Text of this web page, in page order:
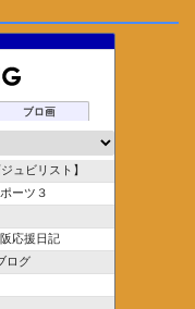
ブロ画
ュビリスト】
ーツ３
応援日記
ログ